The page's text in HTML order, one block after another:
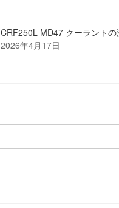
CRF250L MD47 クーラント
2026年4月17日